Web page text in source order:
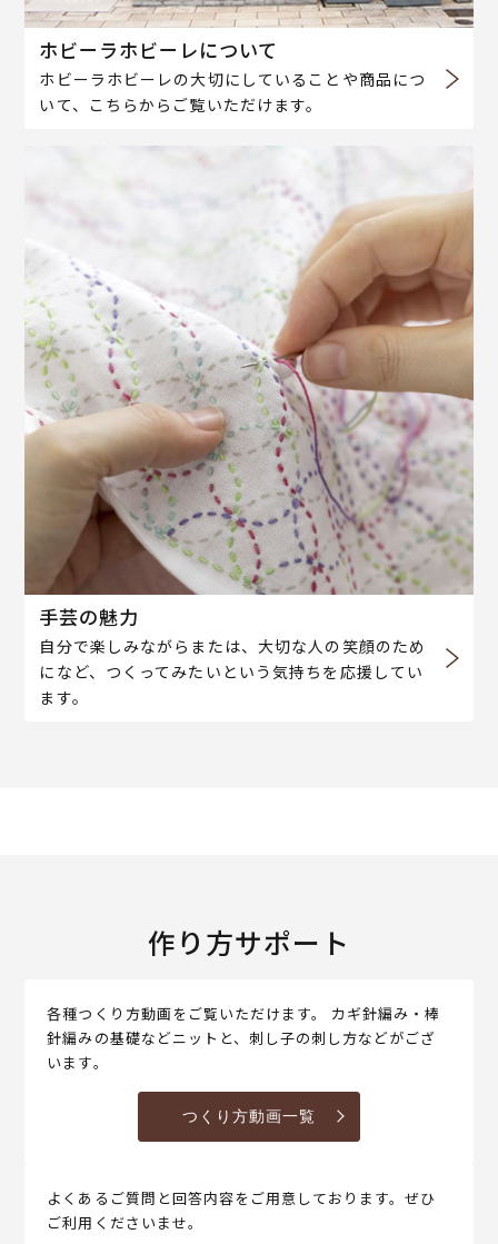
ホビーラホビーレについて
ホビーラホビーレの大切にしていることや商品につ
いて、こちらからご覧いただけます。
手芸の魅力
自分で楽しみながらまたは、大切な人の笑顔のため
になど、つくってみたいという気持ちを応援してい
ます。
作り方サポート
各種つくり方動画をご覧いただけます。 カギ針編み・棒
針編みの基礎などニットと、刺し子の刺し方などがござ
います。
つくり方動画一覧
よくあるご質問と回答内容をご用意しております。ぜひ
ご利用くださいませ。